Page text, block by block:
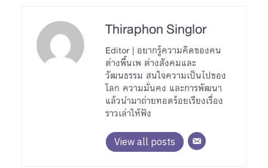
Thiraphon Singlor
Editor | อยากรู้ความคิดของคน
ต่างพื้นเพ ต่างสังคมและ
วัฒนธรรม สนใจความเป็นไปของ
โลก ความมั่นคง และการพัฒนา
แล้วนำมาถ่ายทอดร้อยเรียงเรื่อง
ราวเล่าให้ฟัง
View all posts